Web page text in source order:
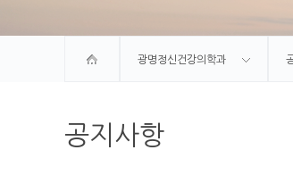
광명정신건강의학과
공지사항